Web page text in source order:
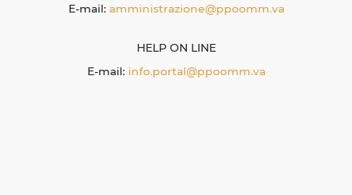
E-mail: amministrazione@ppoomm.va
HELP ON LINE
E-mail: info.portal@ppoomm.va